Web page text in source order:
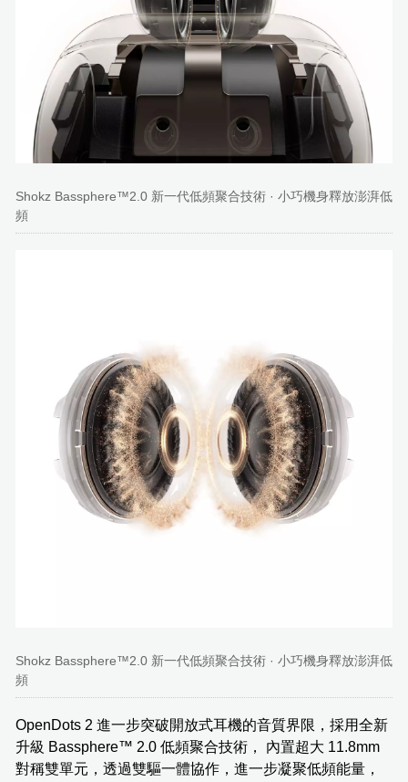
Shokz Bassphere™2.0 新一代低頻聚合技術 · 小巧機身釋放澎湃低
頻
Shokz Bassphere™2.0 新一代低頻聚合技術 · 小巧機身釋放澎湃低
頻
OpenDots 2 進一步突破開放式耳機的音質界限，採用全新
升級 Bassphere™ 2.0 低頻聚合技術， 內置超大 11.8mm
對稱雙單元，透過雙驅一體協作，進一步凝聚低頻能量，